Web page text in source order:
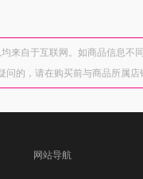
来自于互联网。如商品信息
的，请在购买前与商品所属
网站导航